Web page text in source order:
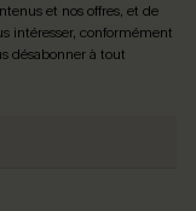
et nos offres, et de
intéresser, conformément
désabonner à tout